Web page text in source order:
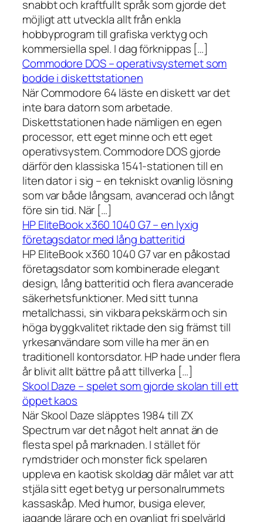
snabbt och kraftfullt språk som gjorde det
möjligt att utveckla allt från enkla
hobbyprogram till grafiska verktyg och
kommersiella spel. I dag förknippas […]
Commodore DOS – operativsystemet som
bodde i diskettstationen
När Commodore 64 läste en diskett var det
inte bara datorn som arbetade.
Diskettstationen hade nämligen en egen
processor, ett eget minne och ett eget
operativsystem. Commodore DOS gjorde
därför den klassiska 1541-stationen till en
liten dator i sig – en tekniskt ovanlig lösning
som var både långsam, avancerad och långt
före sin tid. När […]
HP EliteBook x360 1040 G7 – en lyxig
företagsdator med lång batteritid
HP EliteBook x360 1040 G7 var en påkostad
företagsdator som kombinerade elegant
design, lång batteritid och flera avancerade
säkerhetsfunktioner. Med sitt tunna
metallchassi, sin vikbara pekskärm och sin
höga byggkvalitet riktade den sig främst till
yrkesanvändare som ville ha mer än en
traditionell kontorsdator. HP hade under flera
år blivit allt bättre på att tillverka […]
Skool Daze – spelet som gjorde skolan till ett
öppet kaos
När Skool Daze släpptes 1984 till ZX
Spectrum var det något helt annat än de
flesta spel på marknaden. I stället för
rymdstrider och monster fick spelaren
uppleva en kaotisk skoldag där målet var att
stjäla sitt eget betyg ur personalrummets
kassaskåp. Med humor, busiga elever,
jagande lärare och en ovanligt fri spelvärld